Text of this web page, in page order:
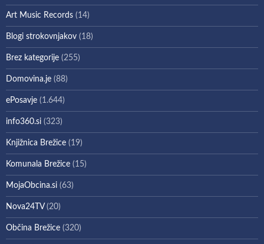
Art Music Records (14)
Blogi strokovnjakov (18)
Brez kategorije (255)
Domovina.je (88)
ePosavje (1.644)
info360.si (323)
Knjižnica Brežice (19)
Komunala Brežice (15)
MojaObcina.si (63)
Nova24TV(20)
Občina Brežice (320)